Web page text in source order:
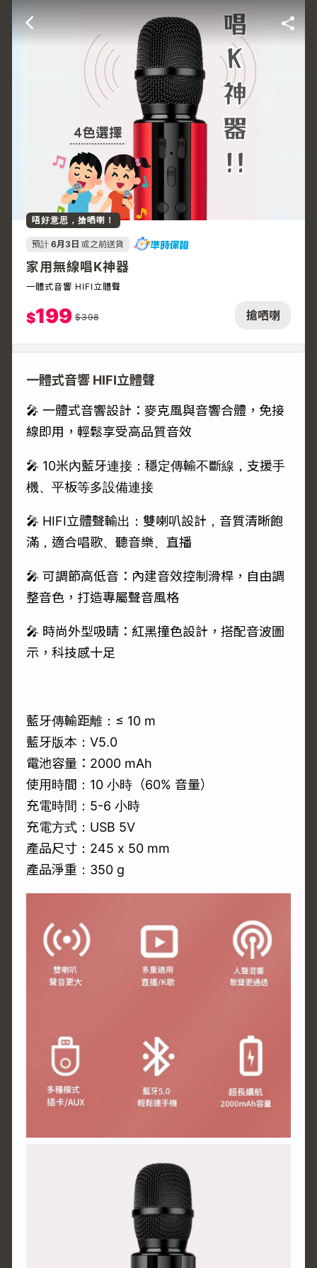
搶哂喇
唔好意思，搶哂喇！
預計 6月3日 或之前送貨
家用無線唱K神器
一體式音響 HIFI立體聲
$199 $398
一體式音響 HIFI立體聲
🎤 一體式音響設計：麥克風與音響合體，免接
線即用，輕鬆享受高品質音效
🎤 10米內藍牙連接：穩定傳輸不斷線，支援手
機、平板等多設備連接
🎤 HIFI立體聲輸出：雙喇叭設計，音質清晰飽
滿，適合唱歌、聽音樂、直播
🎤 可調節高低音：內建音效控制滑桿，自由調
整音色，打造專屬聲音風格
🎤 時尚外型吸睛：紅黑撞色設計，搭配音波圖
示，科技感十足
藍牙傳輸距離：≤ 10 m
藍牙版本：V5.0
電池容量：2000 mAh
使用時間：10 小時（60% 音量）
充電時間：5-6 小時
充電方式：USB 5V
產品尺寸：245 x 50 mm
產品淨重：350 g